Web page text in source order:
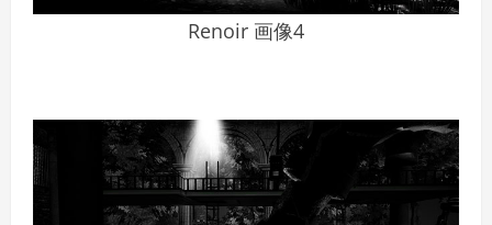
Renoir 画像4